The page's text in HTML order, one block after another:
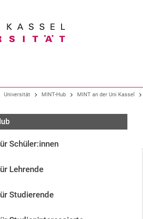
Universität MINT-Hub MINT an der Uni Kassel
Schüler:in­nen
Lehrende
Studierende